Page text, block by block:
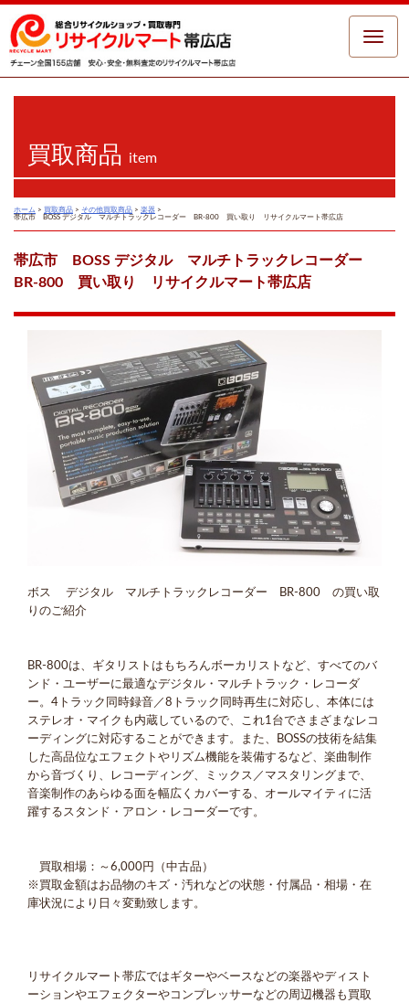
Toggle
買取商品 item
ホーム > 買取商品 > その他買取商品 > 楽器 >
帯広市 BOSS デジタル マルチトラックレコーダー BR-800 買い取り リサイクルマート帯広店
帯広市 BOSS デジタル マルチトラックレコーダー
BR-800 買い取り リサイクルマート帯広店
ボス デジタル マルチトラックレコーダー BR-800 の買い取
りのご紹介
BR-800は、ギタリストはもちろんボーカリストなど、すべてのバ
ンド・ユーザーに最適なデジタル・マルチトラック・レコーダ
ー。4トラック同時録音／8トラック同時再生に対応し、本体には
ステレオ・マイクも内蔵しているので、これ1台でさまざまなレコ
ーディングに対応することができます。また、BOSSの技術を結集
した高品位なエフェクトやリズム機能を装備するなど、楽曲制作
から音づくり、レコーディング、ミックス／マスタリングまで、
音楽制作のあらゆる面を幅広くカバーする、オールマイティに活
躍するスタンド・アロン・レコーダーです。
買取相場：～6,000円（中古品）
※買取金額はお品物のキズ・汚れなどの状態・付属品・相場・在
庫状況により日々変動致します。
リサイクルマート帯広ではギターやベースなどの楽器やディスト
ーションやエフェクターやコンプレッサーなどの周辺機器も買取